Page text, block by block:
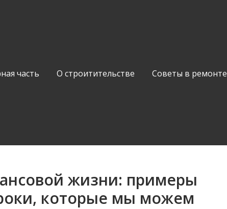
часть О строитительстве Советы в ремонте
жизни: примеры
которые мы можем